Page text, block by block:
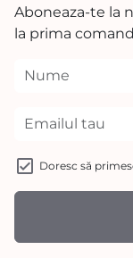
Aboneaza-te la
la prima
Doresc să